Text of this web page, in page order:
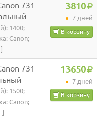
731
1400;
Canon;
3810
7 дней
В корзину
731
1500;
Canon;
]
13650
7 дней
В корзину